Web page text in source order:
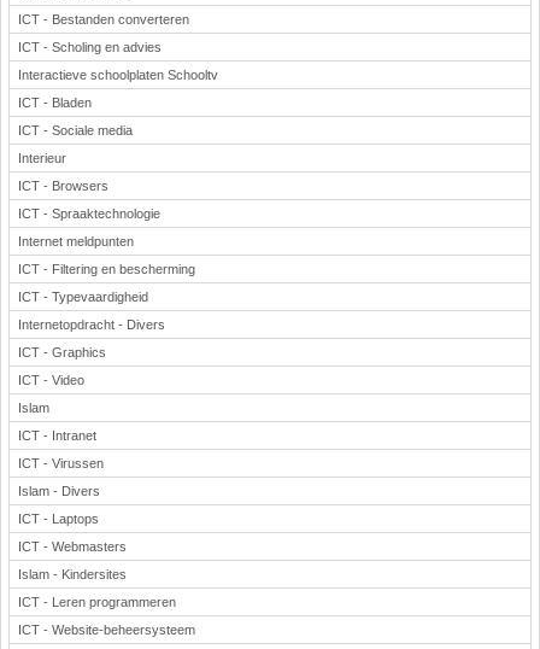
ICT - Bestanden converteren
ICT - Scholing en advies
Interactieve schoolplaten Schooltv
ICT - Bladen
ICT - Sociale media
Interieur
ICT - Browsers
ICT - Spraaktechnologie
Internet meldpunten
ICT - Filtering en bescherming
ICT - Typevaardigheid
Internetopdracht - Divers
ICT - Graphics
ICT - Video
Islam
ICT - Intranet
ICT - Virussen
Islam - Divers
ICT - Laptops
ICT - Webmasters
Islam - Kindersites
ICT - Leren programmeren
ICT - Website-beheersysteem